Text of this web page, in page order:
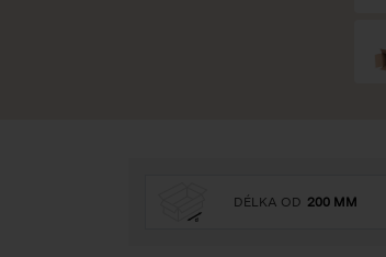
DÉLKA OD 200 MM